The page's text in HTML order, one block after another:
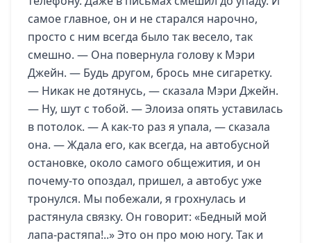
самое главное, он и не старался нарочно,
просто с ним всегда было так весело, так
смешно. — Она повернула голову к Мэри
Джейн. — Будь другом, брось мне сигаретку.
— Никак не дотянусь, — сказала Мэри Джейн.
— Ну, шут с тобой. — Элоиза опять уставилась
в потолок. — А как-то раз я упала, — сказала
она. — Ждала его, как всегда, на автобусной
остановке, около самого общежития, и он
почему-то опоздал, пришел, а автобус уже
тронулся. Мы побежали, я грохнулась и
растянула связку. Он говорит: «Бедный мой
лапа-растяпа!..» Это он про мою ногу. Так и